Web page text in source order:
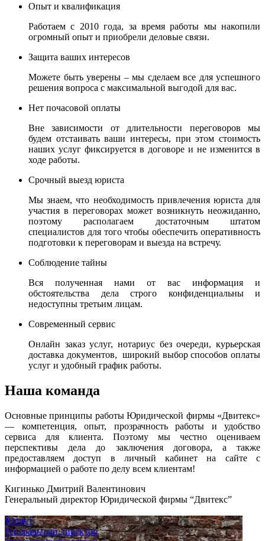
Опыт и квалификация
Работаем с 2010 года, за время работы мы накопили
огромный опыт и приобрели деловые связи.
Защита ваших интересов
Можете быть уверены – мы сделаем все для успешного
решения вопроса с максимальной выгодой для вас.
Нет почасовой оплаты
Вне зависимости от длительности переговоров мы
будем отстаивать ваши интересы, при этом стоимость
наших услуг фиксируется в договоре и не изменится в
ходе работы.
Срочный выезд юриста
Мы знаем, что необходимость привлечения юриста для
участия в переговорах может возникнуть неожиданно,
поэтому располагаем достаточным штатом
специалистов для того чтобы обеспечить оперативность
подготовки к переговорам и выезда на встречу.
Соблюдение тайны
Вся полученная нами от вас информация и
обстоятельства дела строго конфиденциальны и
недоступны третьим лицам.
Современный сервис
Онлайн заказ услуг, нотариус без очереди, курьерская
доставка документов, широкий выбор способов оплаты
услуг и удобный график работы.
Наша команда
Основные принципы работы Юридической фирмы «Двитекс»
— компетенция, опыт, прозрачность работы и удобство
сервиса для клиента. Поэтому мы честно оцениваем
перспективы дела до заключения договора, а также
предоставляем доступ в личный кабинет на сайте с
информацией о работе по делу всем клиентам!
Кигинько Дмитрий Валентинович
Генеральный директор Юридической фирмы “Двитекс”
Юрист
Генеральный директор